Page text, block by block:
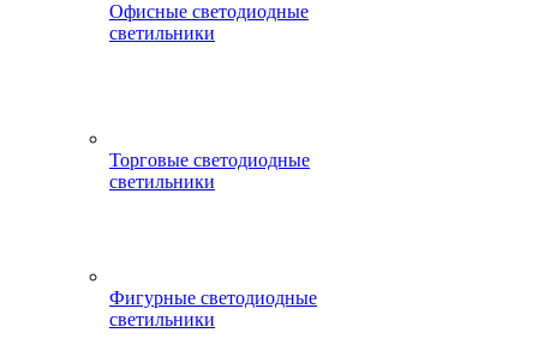
Офисные светодиодные
светильники
Торговые светодиодные
светильники
Фигурные светодиодные
светильники